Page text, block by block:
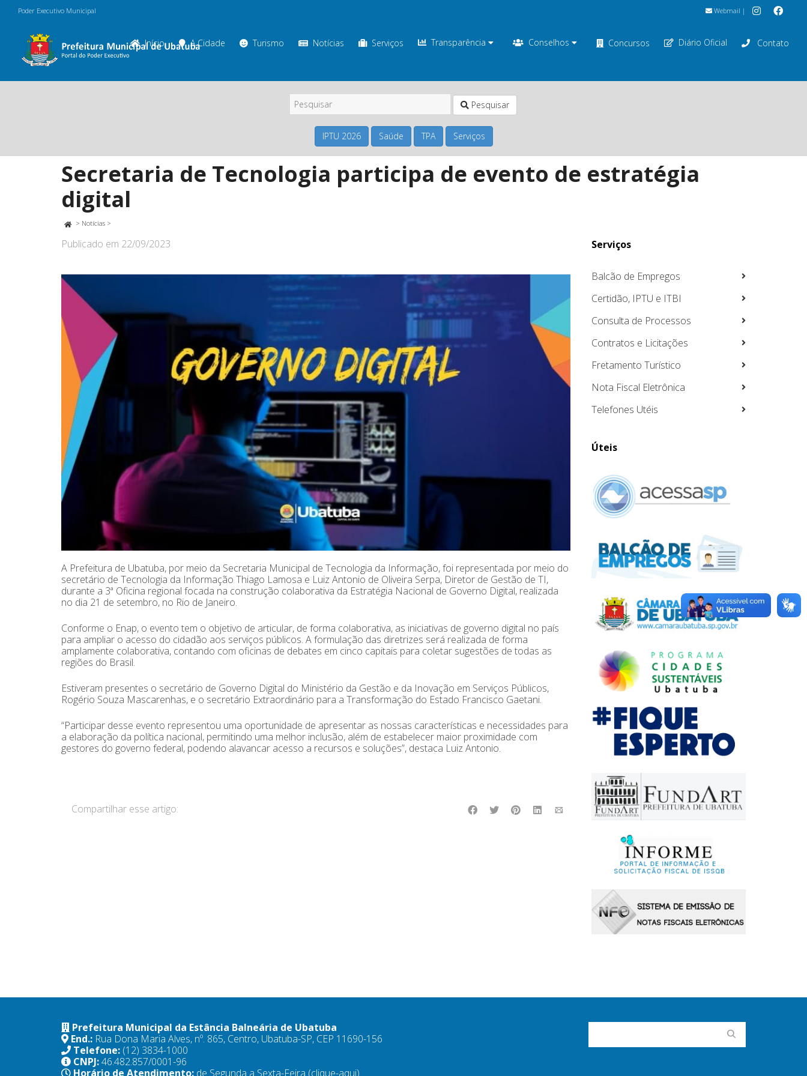
Poder Executivo Municipal Webmail |
Início A Cidade Turismo Notícias Serviços Transparência Conselhos Concursos Diário Oficial Contato
Pesquisar
IPTU 2026 Saúde TPA Serviços
Secretaria de Tecnologia participa de evento de estratégia
digital
> Notícias >
Publicado em 22/09/2023
A Prefeitura de Ubatuba, por meio da Secretaria Municipal de Tecnologia da Informação, foi representada por meio do
secretário de Tecnologia da Informação Thiago Lamosa e Luiz Antonio de Oliveira Serpa, Diretor de Gestão de TI,
durante a 3ª Oficina regional focada na construção colaborativa da Estratégia Nacional de Governo Digital, realizada
no dia 21 de setembro, no Rio de Janeiro.
Conforme o Enap, o evento tem o objetivo de articular, de forma colaborativa, as iniciativas de governo digital no país
para ampliar o acesso do cidadão aos serviços públicos. A formulação das diretrizes será realizada de forma
amplamente colaborativa, contando com oficinas de debates em cinco capitais para coletar sugestões de todas as
regiões do Brasil.
Estiveram presentes o secretário de Governo Digital do Ministério da Gestão e da Inovação em Serviços Públicos,
Rogério Souza Mascarenhas, e o secretário Extraordinário para a Transformação do Estado Francisco Gaetani.
“Participar desse evento representou uma oportunidade de apresentar as nossas características e necessidades para
a elaboração da política nacional, permitindo uma melhor inclusão, além de estabelecer maior proximidade com
gestores do governo federal, podendo alavancar acesso a recursos e soluções”, destaca Luiz Antonio.
Compartilhar esse artigo:
Serviços
Balcão de Empregos
Certidão, IPTU e ITBI
Consulta de Processos
Contratos e Licitações
Fretamento Turístico
Nota Fiscal Eletrônica
Telefones Utéis
Úteis
Prefeitura Municipal da Estância Balneária de Ubatuba
End.: Rua Dona Maria Alves, nº. 865, Centro, Ubatuba-SP, CEP 11690-156
Telefone: (12) 3834-1000
CNPJ:46.482.857/0001-96
Horário de Atendimento: de Segunda a Sexta-Feira (clique-aqui)